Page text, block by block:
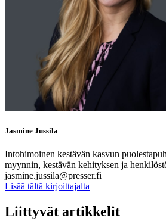
Jasmine Jussila
Intohimoinen kestävän kasvun
myynnin, kestävän kehityksen ja
jasmine.jussila@presser.fi
Lisää tältä kirjoittajalta
Liittyvät artikkelit